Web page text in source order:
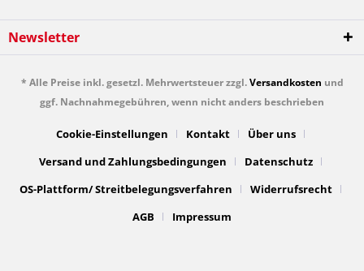
Newsletter
* Alle Preise inkl. gesetzl. Mehrwertsteuer zzgl.Versandkosten und
ggf. Nachnahmegebühren, wenn nicht anders beschrieben
Cookie-Einstellungen Kontakt
Über uns
Versand und Zahlungsbedingungen
Datenschutz
OS-Plattform/ Streitbelegungsverfahren
Widerrufsrecht
AGB
Impressum